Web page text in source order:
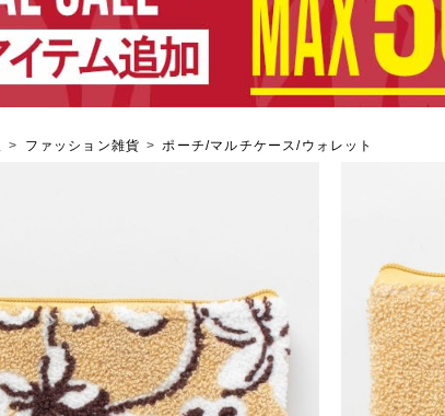
> ファッション雑貨 > ポーチ/マルチケース/ウォレット